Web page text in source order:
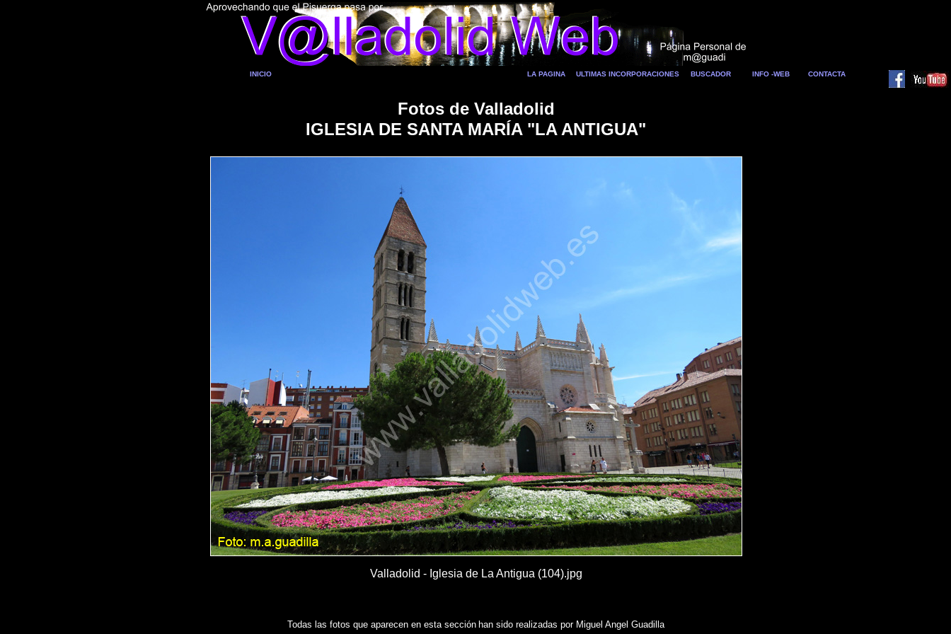
INICIO LA PAGINA ULTIMAS INCORPORACIONES BUSCADOR INFO -WEB CONTACTA
Fotos de Valladolid
IGLESIA DE SANTA MARÍA "LA ANTIGUA"
Valladolid - Iglesia de La Antigua (104).jpg
Todas las fotos que aparecen en esta sección han sido realizadas por Miguel Angel Guadilla